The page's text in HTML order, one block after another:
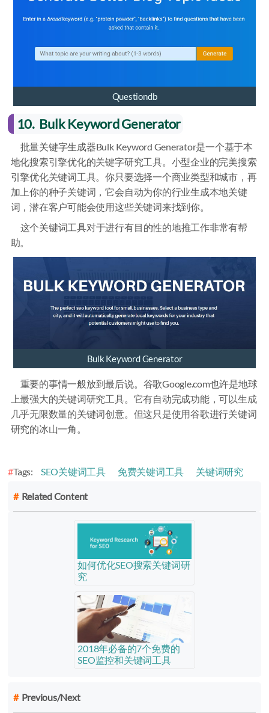
Questiondb
10. Bulk Keyword Generator
批量关键字生成器Bulk Keyword Generator是一个基于本
地化搜索引擎优化的关键字研究工具。小型企业的完美搜索
引擎优化关键词工具。你只要选择一个商业类型和城市，再
加上你的种子关键词，它会自动为你的行业生成本地关键
词，潜在客户可能会使用这些关键词来找到你。
这个关键词工具对于进行有目的性的地推工作非常有帮
助。
Bulk Keyword Generator
重要的事情一般放到最后说。谷歌Google.com也许是地球
上最强大的关键词研究工具。它有自动完成功能，可以生成
几乎无限数量的关键词创意。但这只是使用谷歌进行关键词
研究的冰山一角。
Tags: SEO关键词工具 免费关键词工具 关键词研究
Related Content
如何优化SEO搜索关键词研
究
2018年必备的7个免费的
SEO监控和关键词工具
Previous/Next